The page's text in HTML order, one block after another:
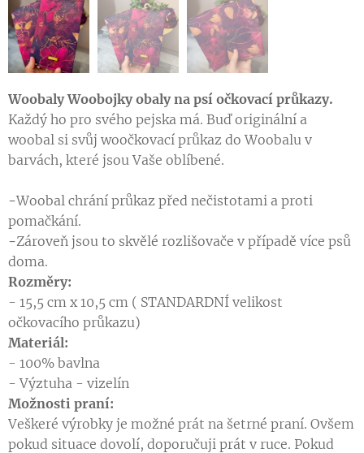
Woobaly Woobojky obaly na psí očkovací průkazy.
Každý ho pro svého pejska má. Buď originální a
woobal si svůj woočkovací průkaz do Woobalu v
barvách, které jsou Vaše oblíbené.
-Woobal chrání průkaz před nečistotami a proti
pomačkání.
-Zároveň jsou to skvělé rozlišovače v případě více psů
doma.
Rozměry:
- 15,5 cm x 10,5 cm ( STANDARDNÍ velikost
očkovacího průkazu)
Materiál:
- 100% bavlna
- Výztuha - vizelín
Možnosti praní:
Veškeré výrobky je možné prát na šetrné praní. Ovšem
pokud situace dovolí, doporučuji prát v ruce. Pokud